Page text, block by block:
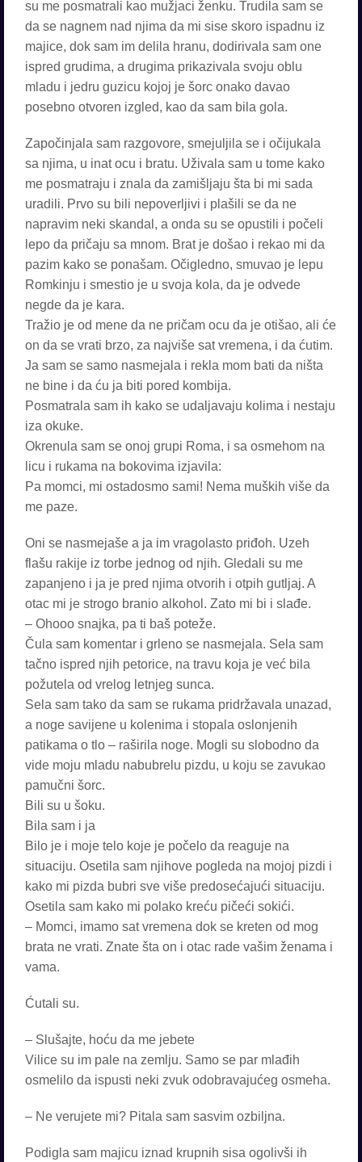
su me posmatrali kao mužjaci ženku. Trudila sam se
da se nagnem nad njima da mi sise skoro ispadnu iz
majice, dok sam im delila hranu, dodirivala sam one
ispred grudima, a drugima prikazivala svoju oblu
mladu i jedru guzicu kojoj je šorc onako davao
posebno otvoren izgled, kao da sam bila gola.
Započinjala sam razgovore, smejuljila se i očijukala
sa njima, u inat ocu i bratu. Uživala sam u tome kako
me posmatraju i znala da zamišljaju šta bi mi sada
uradili. Prvo su bili nepoverljivi i plašili se da ne
napravim neki skandal, a onda su se opustili i počeli
lepo da pričaju sa mnom. Brat je došao i rekao mi da
pazim kako se ponašam. Očigledno, smuvao je lepu
Romkinju i smestio je u svoja kola, da je odvede
negde da je kara.
Tražio je od mene da ne pričam ocu da je otišao, ali će
on da se vrati brzo, za najviše sat vremena, i da ćutim.
Ja sam se samo nasmejala i rekla mom bati da ništa
ne bine i da ću ja biti pored kombija.
Posmatrala sam ih kako se udaljavaju kolima i nestaju
iza okuke.
Okrenula sam se onoj grupi Roma, i sa osmehom na
licu i rukama na bokovima izjavila:
Pa momci, mi ostadosmo sami! Nema muških više da
me paze.
Oni se nasmejaše a ja im vragolasto priđoh. Uzeh
flašu rakije iz torbe jednog od njih. Gledali su me
zapanjeno i ja je pred njima otvorih i otpih gutljaj. A
otac mi je strogo branio alkohol. Zato mi bi i slađe.
– Ohooo snajka, pa ti baš poteže.
Čula sam komentar i grleno se nasmejala. Sela sam
tačno ispred njih petorice, na travu koja je već bila
požutela od vrelog letnjeg sunca.
Sela sam tako da sam se rukama pridržavala unazad,
a noge savijene u kolenima i stopala oslonjenih
patikama o tlo – raširila noge. Mogli su slobodno da
vide moju mladu nabubrelu pizdu, u koju se zavukao
pamučni šorc.
Bili su u šoku.
Bila sam i ja
Bilo je i moje telo koje je počelo da reaguje na
situaciju. Osetila sam njihove pogleda na mojoj pizdi i
kako mi pizda bubri sve više predosećajući situaciju.
Osetila sam kako mi polako kreću pičeći sokići.
– Momci, imamo sat vremena dok se kreten od mog
brata ne vrati. Znate šta on i otac rade vašim ženama i
vama.
Ćutali su.
– Slušajte, hoću da me jebete
Vilice su im pale na zemlju. Samo se par mlađih
osmelilo da ispusti neki zvuk odobravajućeg osmeha.
– Ne verujete mi? Pitala sam sasvim ozbiljna.
Podigla sam majicu iznad krupnih sisa ogolivši ih